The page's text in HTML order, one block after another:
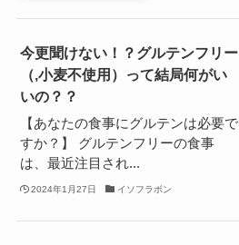
今更聞けない！？グルテンフリー
（,小麦不使用）って結局何がい
いの？？
【あなたの食事にグルテンは必要で
すか？】 グルテンフリーの食事
は、最近注目され...
2024年1月27日 イソフラボン